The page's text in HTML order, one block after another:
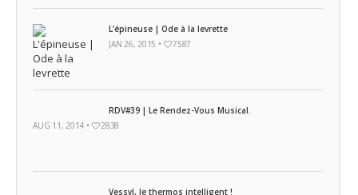
L’épineuse | Ode à la levrette
JAN 26, 2015 •
7587
RDV#39 | Le Rendez-Vous Musical.
AUG 11, 2014 •
2838
Vessyl, le thermos intelligent !